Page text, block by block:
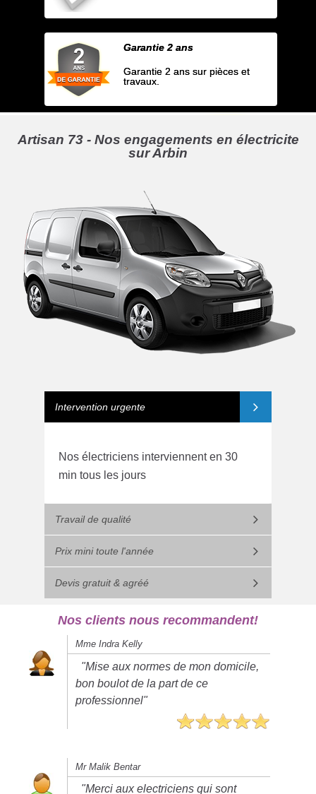
Garantie 2 ans
Garantie 2 ans sur pièces et
travaux.
Artisan 73 - Nos engagements en électricite
sur Arbin
Intervention urgente
Nos électriciens interviennent en 30
min tous les jours
Travail de qualité
Prix mini toute l'année
Devis gratuit & agréé
Nos clients nous recommandent!
Mme Indra Kelly
"Mise aux normes de mon domicile,
bon boulot de la part de ce
professionnel"
Mr Malik Bentar
"Merci aux electriciens qui sont